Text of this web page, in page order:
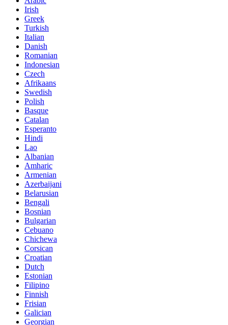
Irish
Greek
Turkish
Italian
Danish
Romanian
Indonesian
Czech
Afrikaans
Swedish
Polish
Basque
Catalan
Esperanto
Hindi
Lao
Albanian
Amharic
Armenian
Azerbaijani
Belarusian
Bengali
Bosnian
Bulgarian
Cebuano
Chichewa
Corsican
Croatian
Dutch
Estonian
Filipino
Finnish
Frisian
Galician
Georgian